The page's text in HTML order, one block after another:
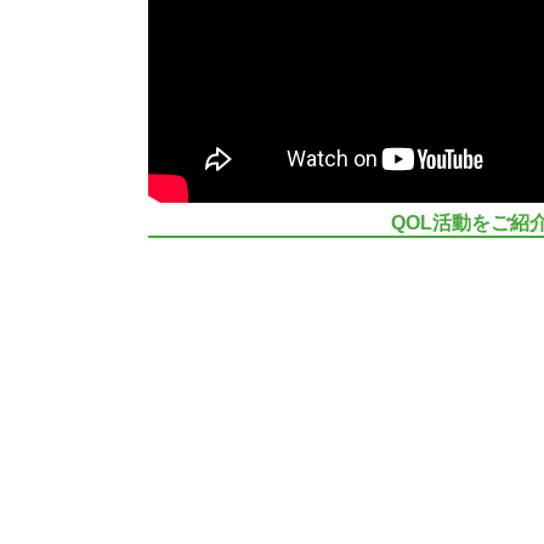
QOL活動をご紹